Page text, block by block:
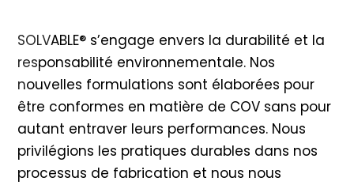
SOLVABLE® s’engage envers la durabilité et la
responsabilité environnementale. Nos
nouvelles formulations sont élaborées pour
être conformes en matière de COV sans pour
autant entraver leurs performances. Nous
privilégions les pratiques durables dans nos
processus de fabrication et nous nous